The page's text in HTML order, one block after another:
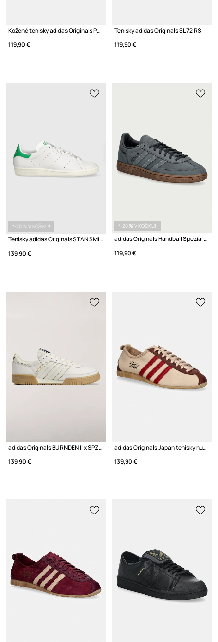
Kožené tenisky adidas Originals Paris
119,90 €
Tenisky adidas Originals SL 72 RS
119,90 €
*-20 % V KOŠÍKU!
Tenisky adidas Originals STAN SMITH 80s
139,90 €
*-20 % V KOŠÍKU!
adidas Originals Handball Spezial sneakers pánske nubukové
119,90 €
adidas Originals BURNDEN II x SPZL tenisky kožené
139,90 €
adidas Originals Japan tenisky nubukové
139,90 €